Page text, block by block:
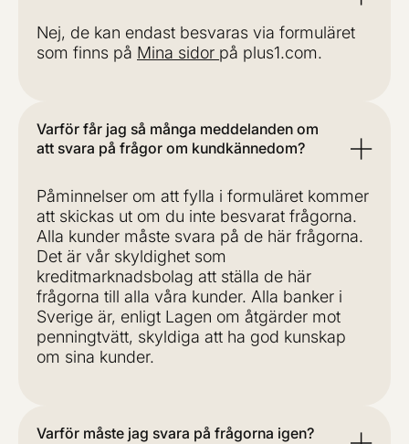
Nej, de kan endast besvaras via formuläret
som finns på Mina sidor på plus1.com.
Varför får jag så många meddelanden om
att svara på frågor om kundkännedom?
Påminnelser om att fylla i formuläret kommer
att skickas ut om du inte besvarat frågorna.
Alla kunder måste svara på de här frågorna.
Det är vår skyldighet som
kreditmarknadsbolag att ställa de här
frågorna till alla våra kunder. Alla banker i
Sverige är, enligt Lagen om åtgärder mot
penningtvätt, skyldiga att ha god kunskap
om sina kunder.
Varför måste jag svara på frågorna igen?